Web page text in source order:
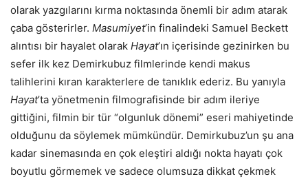
olarak yazgılarını kırma noktasında önemli bir adım atarak
çaba gösterirler. Masumiyet’in finalindeki Samuel Beckett
alıntısı bir hayalet olarak Hayat’ın içerisinde gezinirken bu
sefer ilk kez Demirkubuz filmlerinde kendi makus
talihlerini kıran karakterlere de tanıklık ederiz. Bu yanıyla
Hayat’ta yönetmenin filmografisinde bir adım ileriye
gittiğini, filmin bir tür “olgunluk dönemi” eseri mahiyetinde
olduğunu da söylemek mümkündür. Demirkubuz’un şu ana
kadar sinemasında en çok eleştiri aldığı nokta hayatı çok
boyutlu görmemek ve sadece olumsuza dikkat çekmek